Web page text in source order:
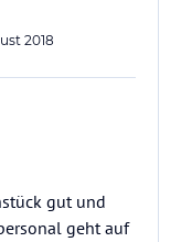
2018
gut und
geht auf